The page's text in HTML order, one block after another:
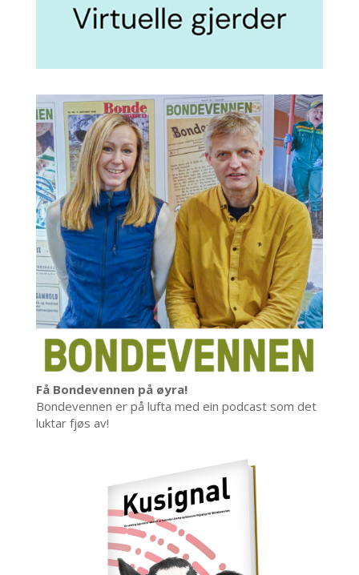
Få Bondevennen på øyra!
Bondevennen er på lufta med ein podcast som det
luktar fjøs av!